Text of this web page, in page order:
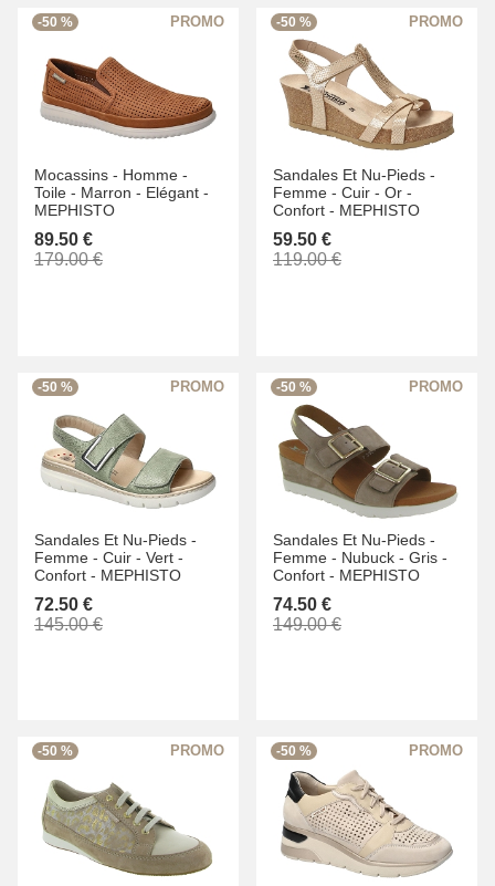
-50 %
Mocassins - Homme -
Toile - Marron - Elégant -
MEPHISTO
89.50 €
179.00 €
-50 %
Sandales Et Nu-Pieds -
Femme - Cuir - Or -
Confort - MEPHISTO
59.50 €
119.00 €
-50 %
Sandales Et Nu-Pieds -
Femme - Cuir - Vert -
Confort - MEPHISTO
72.50 €
145.00 €
-50 %
Sandales Et Nu-Pieds -
Femme - Nubuck - Gris -
Confort - MEPHISTO
74.50 €
149.00 €
-50 % -50 %